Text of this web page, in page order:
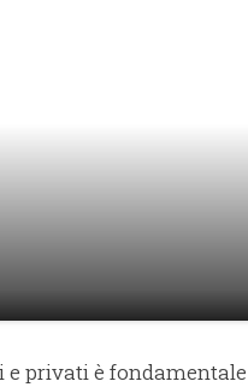
privati è